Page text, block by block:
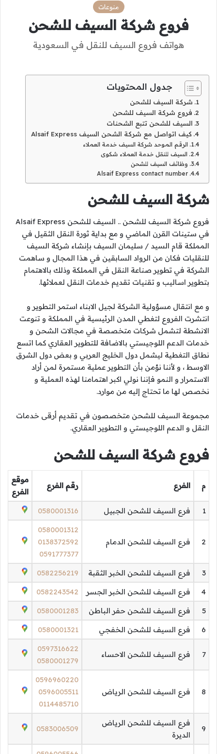
منوعات
فروع شركة السيف للشحن
هواتف فروع السيف للنقل في السعودية
جدول المحتويات
شركة السيف للشحن
فروع شركة السيف للشحن
السيف للشحن تتبع الشحنات
كيف اتواصل مع شركة الشحن السيف Alsaif Express
الرقم الموحد شركة السيف خدمة العملاء
السيف للنقل خدمة العملاء شكوى
وظائف السيف للشحن
Alsaif Express contact number
شركة السيف للشحن
فروع شركة السيف للشحن .. السيف للشحن Alsaif Express
في ستينات القرن الماضي و مع بداية ثورة النقل الثقيل في
المملكة قام السيد / سليمان السيف بإنشاء شركة السيف
للنقليات فكان من الرواد السابقين في هذا المجال و ساهمت
الشركة في تطوير صناعة النقل في المملكة وذلك بالاهتمام
بتطوير اساليب و تقنيات تقديم خدمات النقل لعملائها.
و مع انتقال مسؤولية الشركة لجيل الابناء استمر التطوير و
انتشرت الفروع لتغطي المدن الرئيسية في المملكة و تنوعت
الانشطة لتشمل شركات متخصصة في مجالات الشحن و
خدمات الدعم اللوجيستي بالاضافة للتطوير العقاري كما اتسع
نطاق التغطية ليشمل دول الخليج العربي و بعض دول الشرق
الاوسط ، و لأننا نؤمن بأن التطوير عملية مستمرة لمن أراد
الاستمرار و النمو فإننا نولي اكبر اهتمامنا لهذه العملية و
نخصص لها ما تحتاج إليه من موارد.
مجموعة السيف للشحن متخصصون في تقديم أرقى خدمات
النقل و الدعم اللوجيستي و التطوير العقاري.
فروع شركة السيف للشحن
م الفرع رقم الفرع
موقع
الفرع
1 فرع السيف للشحن الجبيل 0580001316
2 فرع السيف للشحن الدمام
0580001312
0138372592
0591777377
3 فرع السيف للشحن الخبر الثقبة 0582256219
4 فرع السيف للشحن الخبر الجسر 0582243542
5 فرع السيف للشحن حفر الباطن 0580001283
6 فرع السيف للشحن الخفجي 0580001321
7 فرع السيف للشحن الاحساء
0597316622
0580001279
8 فرع السيف للشحن الرياض
0596960220
0596005511
0114485710
9
فرع السيف للشحن الرياض
الديرة
0583006509